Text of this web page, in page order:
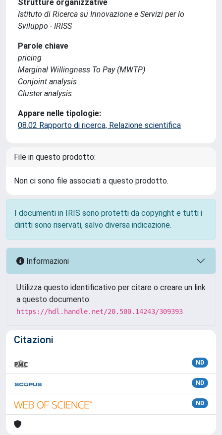
Strutture organizzative
Istituto di Ricerca su Innovazione e Servizi per lo
Sviluppo - IRISS
Parole chiave
pricing
Marginal Willingness To Pay (MWTP)
Conjoint analysis
Cluster analysis
Appare nelle tipologie:
08.02 Rapporto di ricerca, Relazione scientifica
File in questo prodotto:
Non ci sono file associati a questo prodotto.
I documenti in IRIS sono protetti da copyright e tutti i
diritti sono riservati, salvo diversa indicazione.
Informazioni
Utilizza questo identificativo per citare o creare un link
a questo documento:
https://hdl.handle.net/20.500.14243/309393
Citazioni
ND
ND
ND